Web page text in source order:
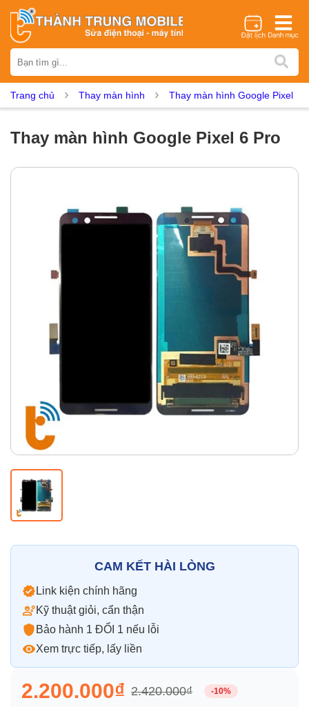
iPhone Samsung Oppo Xiaomi Realme Vivo
Vsmart OnePlus
Thay mic Thay rung Thay main Unlock - Mở Khoá
Màn hình Samsung Màn hình Oppo
Pin Samsumg Pin Oppo Pin Xiaomi
Thay vỏ
Trang chủ Thay màn hình Thay màn hình Google Pixel
Thay màn hình Google Pixel 6 Pro
CAM KẾT HÀI LÒNG
Link kiện chính hãng
Kỹ thuật giỏi, cẩn thận
Bảo hành 1 ĐỔI 1 nếu lỗi
Xem trực tiếp, lấy liền
2.200.000₫ 2.420.000₫ -10%